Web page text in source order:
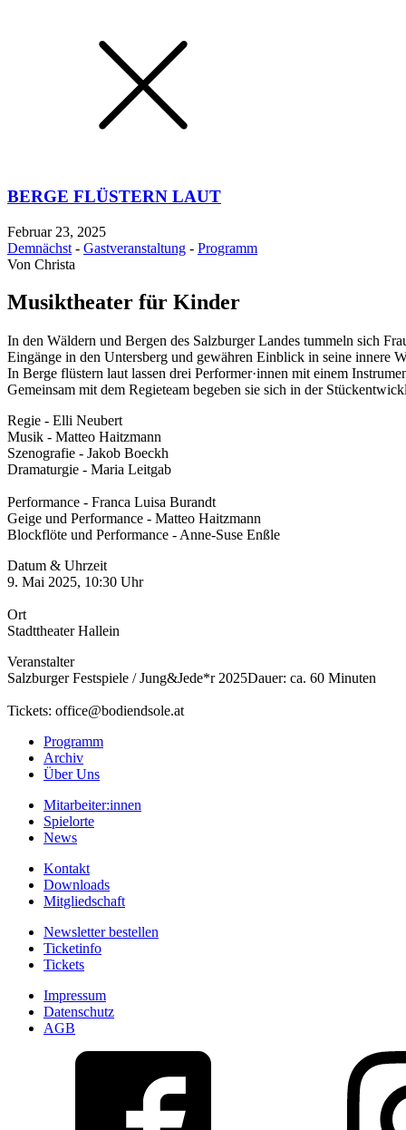
BERGE FLÜSTERN LAUT
Februar 23, 2025
Demnächst - Gastveranstaltung - Programm
Von Christa
Musiktheater für Kinder
In den Wäldern und Bergen des Salzburger Landes tummeln sich
Eingänge in den Untersberg und gewähren Einblick in seine innere
In Berge flüstern laut lassen drei Performer·innen mit einem
Gemeinsam mit dem Regieteam begeben sie sich in der
Regie - Elli Neubert
Musik - Matteo Haitzmann
Szenografie - Jakob Boeckh
Dramaturgie - Maria Leitgab
Performance - Franca Luisa Burandt
Geige und Performance - Matteo Haitzmann
Blockflöte und Performance - Anne-Suse Enßle
Datum & Uhrzeit
9. Mai 2025, 10:30 Uhr
Ort
Stadttheater Hallein
Veranstalter
Salzburger Festspiele / Jung&Jede*r 2025Dauer: ca. 60 Minuten
Tickets: office@bodiendsole.at
Programm
Archiv
Über Uns
Mitarbeiter:innen
Spielorte
News
Kontakt
Downloads
Mitgliedschaft
Newsletter bestellen
Ticketinfo
Tickets
Impressum
Datenschutz
AGB